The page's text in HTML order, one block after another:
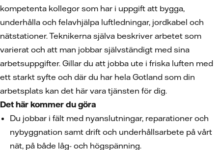
kompetenta kollegor som har i uppgift att bygga,
underhålla och felavhjälpa luftledningar, jordkabel och
nätstationer. Teknikerna själva beskriver arbetet som
varierat och att man jobbar självständigt med sina
arbetsuppgifter. Gillar du att jobba ute i friska luften med
ett starkt syfte och där du har hela Gotland som din
arbetsplats kan det här vara tjänsten för dig.
Det här kommer du göra
Du jobbar i fält med nyanslutningar, reparationer och
nybyggnation samt drift och underhållsarbete på vårt
nät, på både låg- och högspänning.